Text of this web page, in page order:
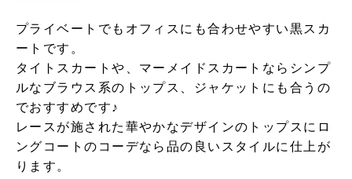
プライベートでもオフィスにも合わせやすい黒スカ
ートです。
タイトスカートや、マーメイドスカートならシンプ
ルなブラウス系のトップス、ジャケットにも合うの
でおすすめです♪
レースが施された華やかなデザインのトップスにロ
ングコートのコーデなら品の良いスタイルに仕上が
ります。